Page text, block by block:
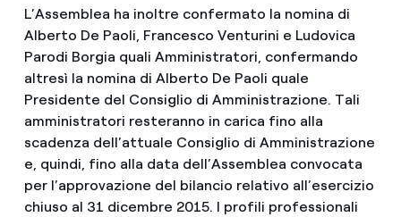
L’Assemblea ha inoltre confermato la nomina di
Alberto De Paoli, Francesco Venturini e Ludovica
Parodi Borgia quali Amministratori, confermando
altresì la nomina di Alberto De Paoli quale
Presidente del Consiglio di Amministrazione. Tali
amministratori resteranno in carica fino alla
scadenza dell’attuale Consiglio di Amministrazione
e, quindi, fino alla data dell’Assemblea convocata
per l’approvazione del bilancio relativo all’esercizio
chiuso al 31 dicembre 2015. I profili professionali